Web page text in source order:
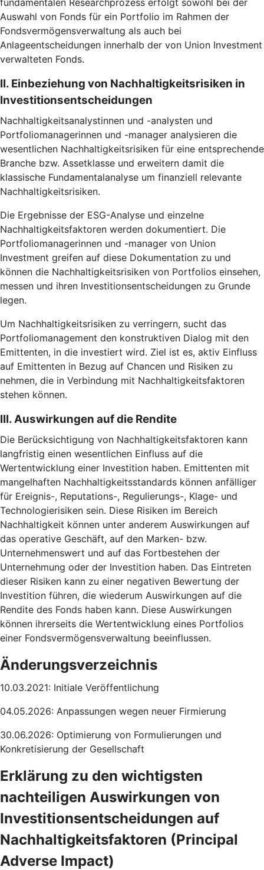
fundamentalen Researchprozess erfolgt sowohl bei der
Auswahl von Fonds für ein Portfolio im Rahmen der
Fondsvermögensverwaltung als auch bei
Anlageentscheidungen innerhalb der von Union Investment
verwalteten Fonds.
II. Einbeziehung von Nachhaltigkeitsrisiken in
Investitionsentscheidungen
Nachhaltigkeitsanalystinnen und -analysten und
Portfoliomanagerinnen und -manager analysieren die
wesentlichen Nachhaltigkeitsrisiken für eine entsprechende
Branche bzw. Assetklasse und erweitern damit die
klassische Fundamentalanalyse um finanziell relevante
Nachhaltigkeitsrisiken.
Die Ergebnisse der ESG-Analyse und einzelne
Nachhaltigkeitsfaktoren werden dokumentiert. Die
Portfoliomanagerinnen und -manager von Union
Investment greifen auf diese Dokumentation zu und
können die Nachhaltigkeitsrisiken von Portfolios einsehen,
messen und ihren Investitionsentscheidungen zu Grunde
legen.
Um Nachhaltigkeitsrisiken zu verringern, sucht das
Portfoliomanagement den konstruktiven Dialog mit den
Emittenten, in die investiert wird. Ziel ist es, aktiv Einfluss
auf Emittenten in Bezug auf Chancen und Risiken zu
nehmen, die in Verbindung mit Nachhaltigkeitsfaktoren
stehen können.
III. Auswirkungen auf die Rendite
Die Berücksichtigung von Nachhaltigkeitsfaktoren kann
langfristig einen wesentlichen Einfluss auf die
Wertentwicklung einer Investition haben. Emittenten mit
mangelhaften Nachhaltigkeitsstandards können anfälliger
für Ereignis-, Reputations-, Regulierungs-, Klage- und
Technologierisiken sein. Diese Risiken im Bereich
Nachhaltigkeit können unter anderem Auswirkungen auf
das operative Geschäft, auf den Marken- bzw.
Unternehmenswert und auf das Fortbestehen der
Unternehmung oder der Investition haben. Das Eintreten
dieser Risiken kann zu einer negativen Bewertung der
Investition führen, die wiederum Auswirkungen auf die
Rendite des Fonds haben kann. Diese Auswirkungen
können ihrerseits die Wertentwicklung eines Portfolios
einer Fondsvermögensverwaltung beeinflussen.
Änderungsverzeichnis
10.03.2021: Initiale Veröffentlichung
04.05.2026: Anpassungen wegen neuer Firmierung
30.06.2026: Optimierung von Formulierungen und
Konkretisierung der Gesellschaft
Erklärung zu den wichtigsten
nachteiligen Auswirkungen von
Investitionsentscheidungen auf
Nachhaltigkeitsfaktoren (Principal
Adverse Impact)